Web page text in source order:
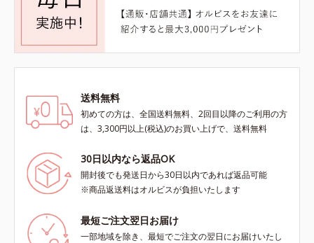
送料無料
初めての方は、全国送料無料、2回目以降のご利用の方
は、3,300円以上(税込)のお買い上げで、送料無料
30日以内なら返品OK
開封後でも発送日から30日以内であれば返品可能
※商品返送料はオルビスが負担いたします
最短ご注文翌日お届け
一部地域を除き、最短でご注文の翌日にお届けいたし